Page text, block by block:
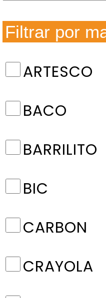
Filtrar por
ARTESCO
BACO
BARRILITO
BIC
CARBON
CRAYOLA